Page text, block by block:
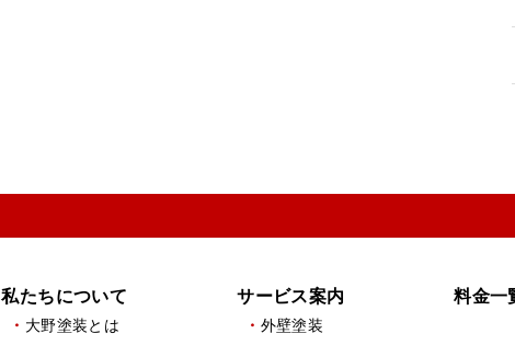
私たちについて
大野塗装とは
サービス案内
外壁塗装
料金一